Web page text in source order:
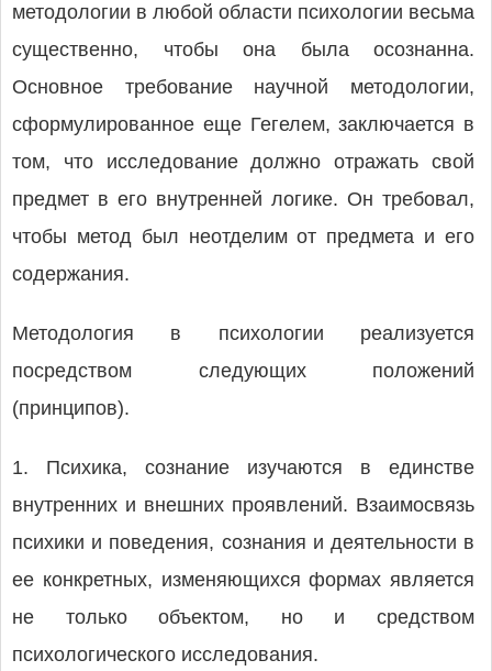
методологии в любой области психологии весьма
существенно, чтобы она была осознанна.
Основное требование научной методологии,
сформулированное еще Гегелем, заключается в
том, что исследование должно отражать свой
предмет в его внутренней логике. Он требовал,
чтобы метод был неотделим от предмета и его
содержания.
Методология в психологии реализуется
посредством следующих положений
(принципов).
1. Психика, сознание изучаются в единстве
внутренних и внешних проявлений. Взаимосвязь
психики и поведения, сознания и деятельности в
ее конкретных, изменяющихся формах является
не только объектом, но и средством
психологического исследования.